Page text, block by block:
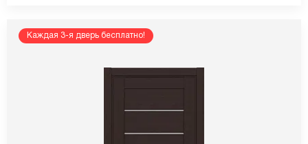
Каждая 3-я дверь бесплатно!